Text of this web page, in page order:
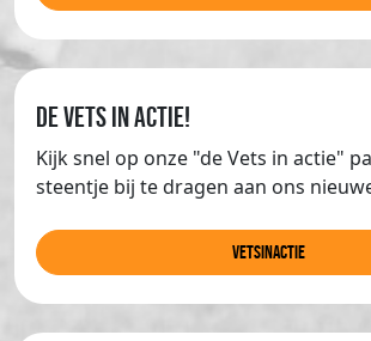
de Vets in actie!
Kijk snel op onze "de Vets in actie"
steentje bij te dragen aan ons
Vetsinactie